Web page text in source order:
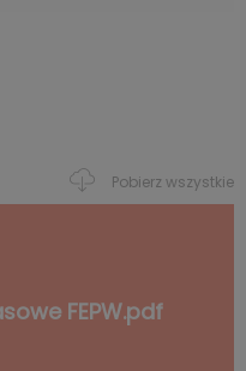
Pobierz wszystkie
FEPW.pdf